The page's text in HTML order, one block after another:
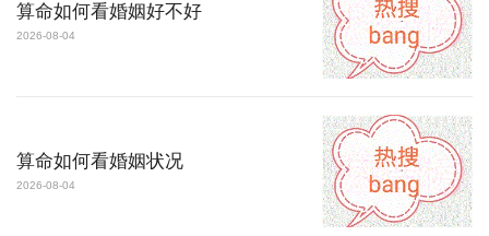
算命如何看婚姻好不好
2026-08-04
算命如何看婚姻状况
2026-08-04